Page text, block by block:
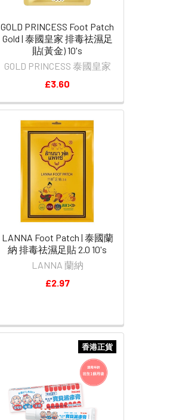
GOLD PRINCESS Foot Patch
Gold | 泰國皇家 排毒祛濕足
貼(黃金) 10's
GOLD PRINCESS 泰國皇家
£3.60
LANNA Foot Patch | 泰國蘭
納 排毒祛濕足貼 2.0 10's
LANNA 蘭納
£2.97
香港正貨